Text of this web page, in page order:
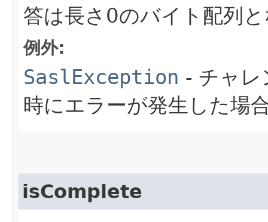
答は長さ0のバイト配列
例外:
SaslException - チャレ
時にエラーが発生した場
isComplete